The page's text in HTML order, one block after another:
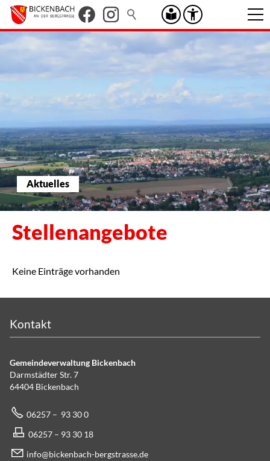
Aktuelles
Stellenangebote
Keine Einträge vorhanden
Kontakt
Gemeindeverwaltung Bickenbach
Darmstädter Str. 7
64404 Bickenbach
06257 – 93 30 0
06257 – 93 30 18
info@bickenbach-bergstrasse.de